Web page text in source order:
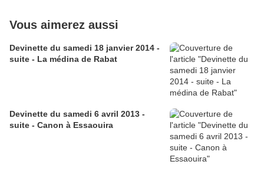
Vous aimerez aussi
Devinette du samedi 18 janvier 2014 -
suite - La médina de Rabat
Devinette du samedi 6 avril 2013 -
suite - Canon à Essaouira